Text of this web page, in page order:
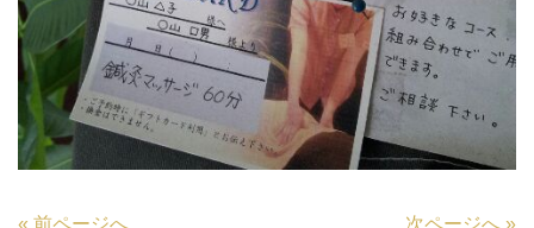
« 前ページへ 次ページへ »